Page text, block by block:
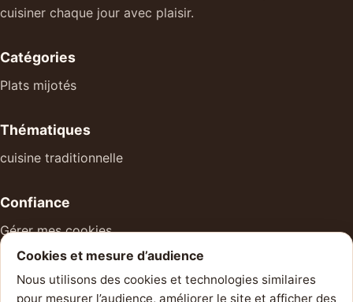
cuisiner chaque jour avec plaisir.
Catégories
Plats mijotés
Thématiques
cuisine traditionnelle
Confiance
Gérer mes cookies
À propos
Mentions légales
Cookies et mesure d’audience
Nous utilisons des cookies et technologies similaires
pour mesurer l’audience, améliorer le site et afficher des